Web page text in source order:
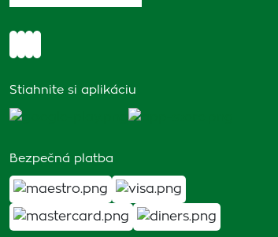
Stiahnite si aplikáciu
Bezpečná platba